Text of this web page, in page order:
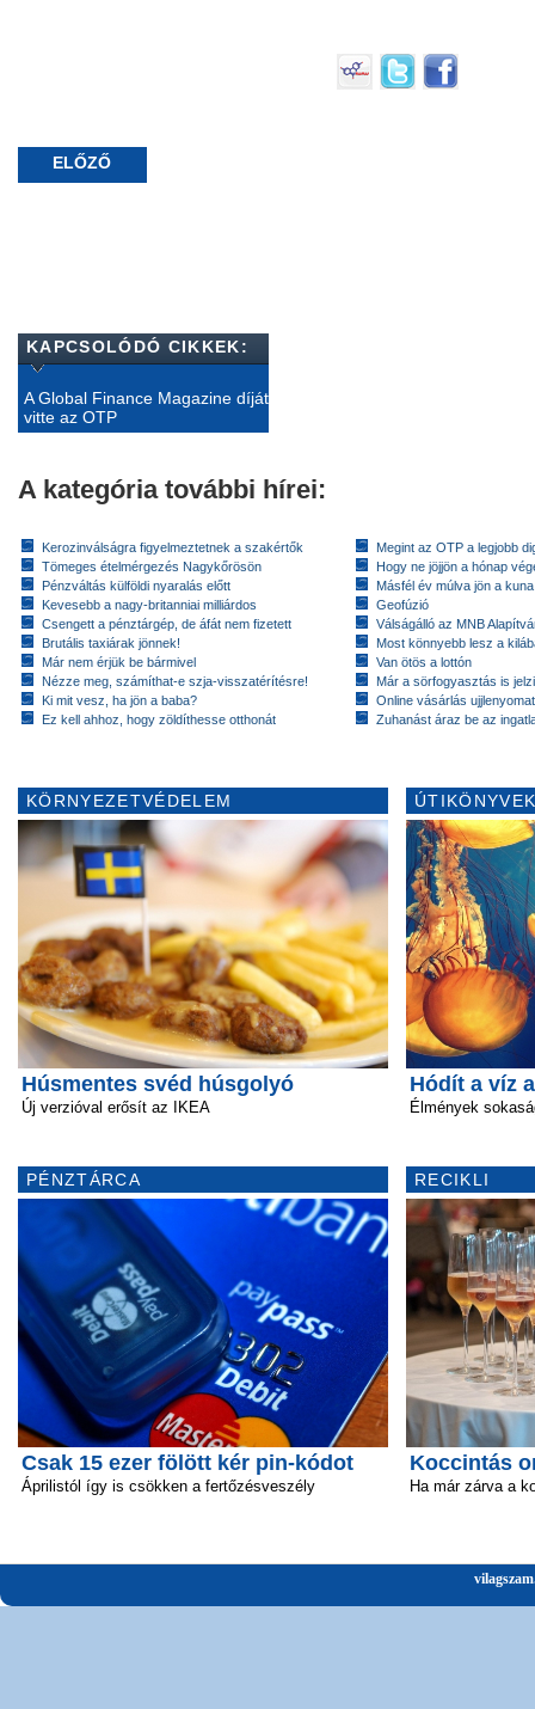
ELŐZŐ
KAPCSOLÓDÓ CIKKEK:
A Global Finance Magazine díját
vitte az OTP
A kategória további hírei:
Kerozinválságra figyelmeztetnek a szakértők
Tömeges ételmérgezés Nagykőrösön
Pénzváltás külföldi nyaralás előtt
Kevesebb a nagy-britanniai milliárdos
Csengett a pénztárgép, de áfát nem fizetett
Brutális taxiárak jönnek!
Már nem érjük be bármivel
Nézze meg, számíthat-e szja-visszatérítésre!
Ki mit vesz, ha jön a baba?
Ez kell ahhoz, hogy zöldíthesse otthonát
Megint az OTP a legjobb
Hogy ne jöjjön a hónap
Másfél év múlva jön a
Geofúzió
Válságálló az MNB
Most könnyebb lesz a
Van ötös a lottón
Már a sörfogyasztás is
Online vásárlás
Zuhanást áraz be az
KÖRNYEZETVÉDELEM
Húsmentes svéd húsgolyó
Új verzióval erősít az IKEA
PÉNZTÁRCA
Csak 15 ezer fölött kér pin-kódot
Áprilistól így is csökken a fertőzésveszély
Hódít a víz
Élmények
RECIKLI
Koccintás
Ha már zárva a